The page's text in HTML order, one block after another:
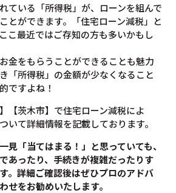
ている「所得税」が、ローンを組んで
とができます。「住宅ローン減税」と
こ最近ではご存知の方も多いかもし
金をもらうことができることも魅力
「所得税」の金額が少なくなること
ですよね！
【茨木市】で住宅ローン減税によ
いて詳細情報を記載しております。
見「当てはまる！」と思っていても、
あったり、手続きが複雑だったりす
。詳細ご確認後はぜひプロのアドバ
せをお勧めいたします。